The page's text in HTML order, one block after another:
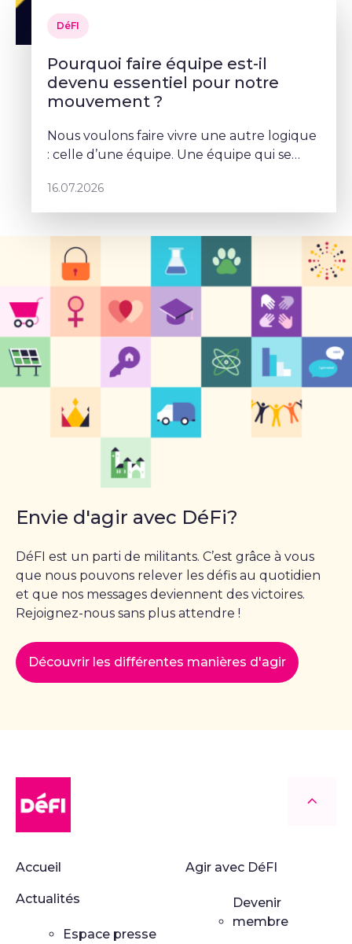
DéFI
Pourquoi faire équipe est-il
devenu essentiel pour notre
mouvement ?
Nous voulons faire vivre une autre logique
: celle d’une équipe. Une équipe qui se
projet commun – Sophie Rohonyi
16.07.2026
Envie d'agir avec DéFi?
DéFI est un parti de militants. C’est grâce à vous
que nous pouvons relever les défis au quotidien
et que nos messages deviennent des victoires.
Rejoignez-nous sans plus attendre !
Découvrir les différentes manières d'agir
Accueil
Actualités
Espace presse
Agir avec DéFI
Devenir
membre